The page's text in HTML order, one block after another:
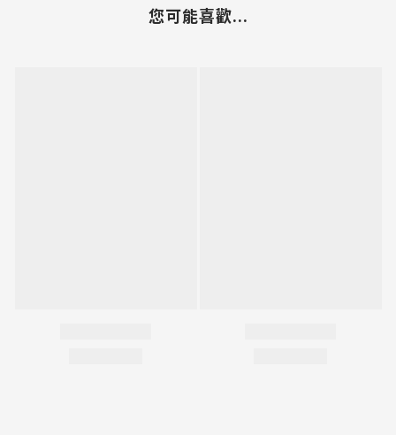
您可能喜歡...